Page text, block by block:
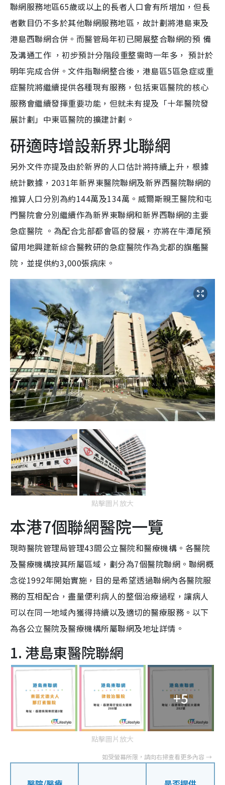
聯網服務地區65歲或以上的長者人口會有所增加，但長
者數目仍不多於其他聯網服務地區，故計劃將港島東及
港島西聯網合併。而醫管局年初已開展整合聯網的預 備
及溝通工作 ，初步預計分階段重整需時一年多， 預計於
明年完成合併。文件指聯網整合後，港島區5區急症或重
症醫院將繼續提供各種現有服務，包括東區醫院的核心
服務會繼續發揮重要功能，但就未有提及「十年醫院發
展計劃」中東區醫院的擴建計劃。
研適時增設新界北聯網
另外文件亦提及由於新界的人口估計將持續上升，根據
統計數據，2031年新界東醫院聯網及新界西醫院聯網的
推算人口分別為約144萬及134萬。威爾斯親王醫院和屯
門醫院會分別繼續作為新界東聯網和新界西聯網的主要
急症醫院 。為配合北部都會區的發展，亦將在牛潭尾預
留用地興建新綜合醫教研的急症醫院作為北都的旗艦醫
院，並提供約3,000張病床。
點擊圖片放大
本港7個聯網醫院一覽
現時醫院管理局管理43間公立醫院和醫療機構。各醫院
及醫療機構按其所屬區域，劃分為7個醫院聯網。聯網概
念從1992年開始實施，目的是希望透過聯網內各醫院服
務的互相配合，盡量便利病人的整個治療過程，讓病人
可以在同一地域內獲得持續以及適切的醫療服務。以下
為各公立醫院及醫療機構所屬聯網及地址詳情。
1. 港島東醫院聯網
+5
點擊圖片放大